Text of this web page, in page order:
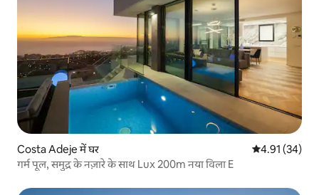
Costa Adeje में घर औसत रेटिंग 5 में
4.91 (34)
गर्म पूल, समुद्र के नज़ारे के साथ Lux 200m नया विला E